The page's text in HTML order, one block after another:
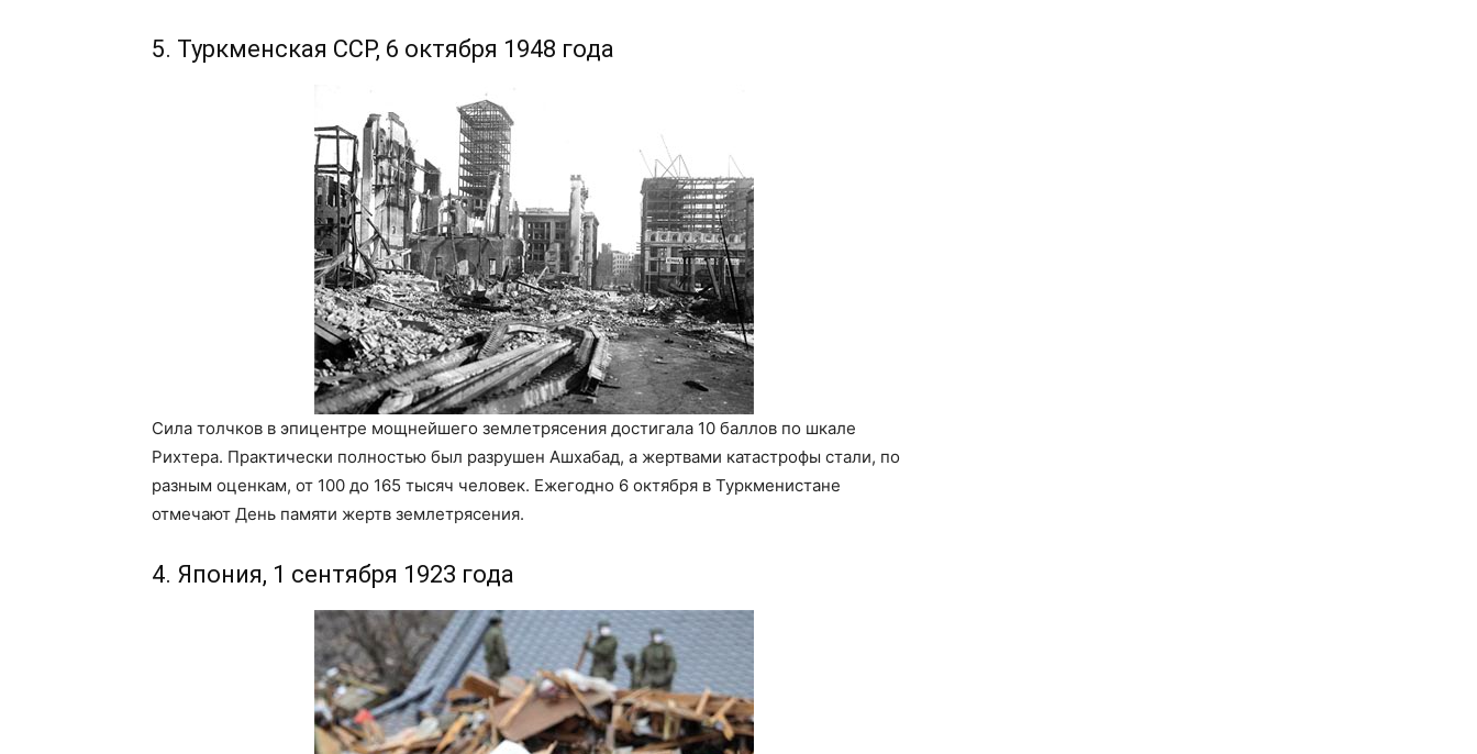
5. Туркменская ССР, 6 октября 1948 года
Сила толчков в эпицентре мощнейшего землетрясения достигала 10 баллов по шкале
Рихтера. Практически полностью был разрушен Ашхабад, а жертвами катастрофы стали, по
разным оценкам, от 100 до 165 тысяч человек. Ежегодно 6 октября в Туркменистане
отмечают День памяти жертв землетрясения.
4. Япония, 1 сентября 1923 года